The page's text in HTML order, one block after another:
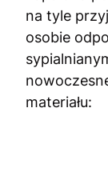
na tyle
osobie
materiału: